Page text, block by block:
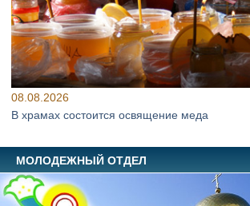
08.08.2026
В храмах состоится освящение меда
МОЛОДЕЖНЫЙ ОТДЕЛ